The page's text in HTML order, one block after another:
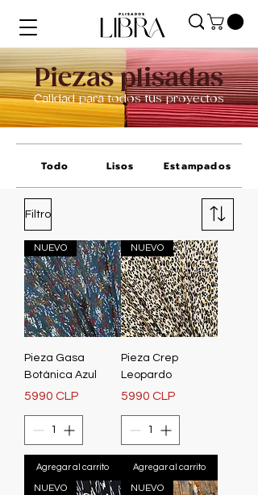
Piezas plisadas
Calidad para todos tus proyectos
Todo Lisos Estampados
Filtro
NUEVO
Pieza Gasa
Botánica Azul
Precio
5990 CLP
Agregar al carrito
NUEVO
Pieza Crep
Leopardo
Precio
5990 CLP
Agregar al carrito
NUEVO NUEVO